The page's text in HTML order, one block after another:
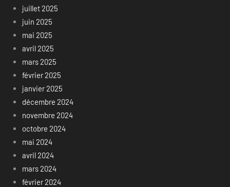
juillet 2025
juin 2025
mai 2025
avril 2025
mars 2025
février 2025
janvier 2025
décembre 2024
novembre 2024
octobre 2024
mai 2024
avril 2024
mars 2024
février 2024